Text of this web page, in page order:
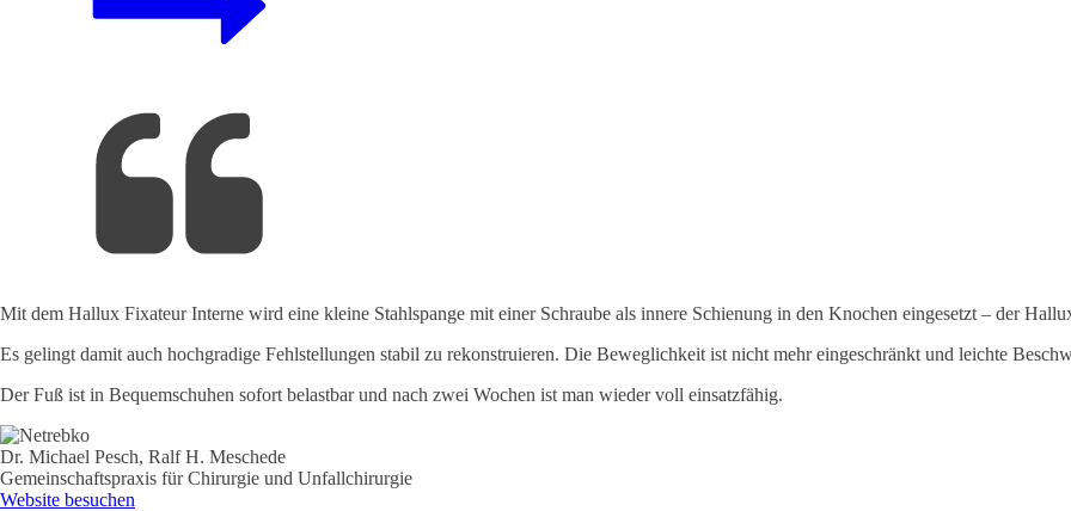
Mit dem Hallux Fixateur Interne wird eine kleine Stahl­spange mit einer Schraube als innere Schienung in den Knochen eingesetzt – der
Es gelingt damit auch hochgradige Fehlstellungen stabil zu rekonstruieren. Die Be­weglichkeit ist nicht mehr ein­geschränkt und leichte
Der Fuß ist in Bequemschuhen sofort belastbar und nach zwei Wochen ist man wieder voll einsatzfähig.
Dr. Michael Pesch, Ralf H. Meschede
Gemeinschaftspraxis für Chirurgie und Unfallchirurgie
Website besuchen